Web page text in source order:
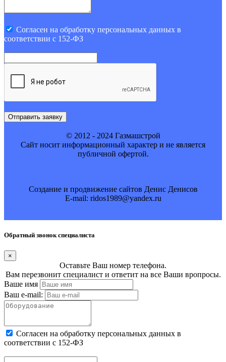
Cогласен на обработку персональных данных в
соответствии с 152-ФЗ
Отправить заявку
© 2012 - 2024 Газмашстрой
Cайт носит информационный характер и не является
публичной офертой.
Создание и продвижение сайтов Денис Денисов
E-mail: ridos1989@yandex.ru
Обратный звонок специалиста
×
Оставьте Ваш номер телефона.
Вам перезвонит специалист и ответит на все Ваши вропросы.
Ваше имя
Ваш e-mail:
Cогласен на обработку персональных данных в
соответствии с 152-ФЗ